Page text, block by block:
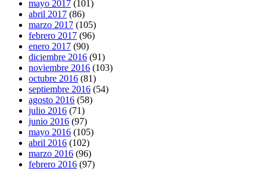
mayo 2017 (101)
abril 2017 (86)
marzo 2017 (105)
febrero 2017 (96)
enero 2017 (90)
diciembre 2016 (91)
noviembre 2016 (103)
octubre 2016 (81)
septiembre 2016 (54)
agosto 2016 (58)
julio 2016 (71)
junio 2016 (97)
mayo 2016 (105)
abril 2016 (102)
marzo 2016 (96)
febrero 2016 (97)